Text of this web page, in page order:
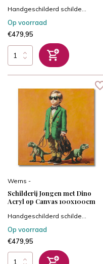
Handgeschilderd schilde...
Op voorraad
€479,95
Werns -
Schilderij Jongen met Dino
Acryl op Canvas 100x100cm
Handgeschilderd schilde...
Op voorraad
€479,95